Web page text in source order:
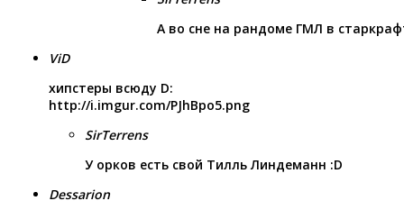
А во сне на рандоме ГМЛ в
ViD
хипстеры всюду D:
http://i.imgur.com/PJhBpo5.png
SirTerrens
У орков есть свой Тилль Линдеманн :D
Dessarion